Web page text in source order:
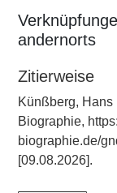
andernorts
Zitierweise
Künßberg,
Biographie,
biographie.de/
[09.08.2026].